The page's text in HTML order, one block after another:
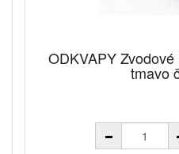
ODKVAPY
tmavo